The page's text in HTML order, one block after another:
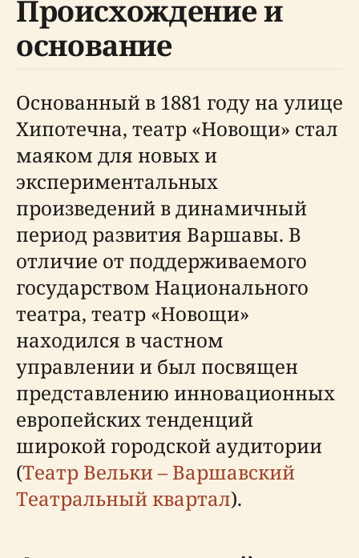
Происхождение и
основание
Основанный в 1881 году на улице
Хипотечна, театр «Новощи» стал
маяком для новых и
экспериментальных
произведений в динамичный
период развития Варшавы. В
отличие от поддерживаемого
государством Национального
театра, театр «Новощи»
находился в частном
управлении и был посвящен
представлению инновационных
европейских тенденций
широкой городской аудитории
(Театр Вельки – Варшавский
Театральный квартал).